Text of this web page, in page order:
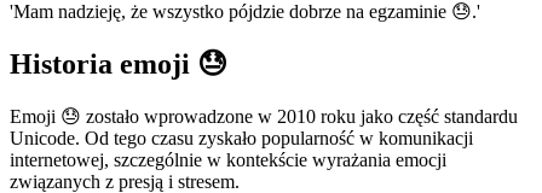
'Mam nadzieję, że wszystko pójdzie dobrze na egzaminie 😓.'
Historia emoji 😓
Emoji 😓 zostało wprowadzone w 2010 roku jako część standardu
Unicode. Od tego czasu zyskało popularność w komunikacji
internetowej, szczególnie w kontekście wyrażania emocji
związanych z presją i stresem.